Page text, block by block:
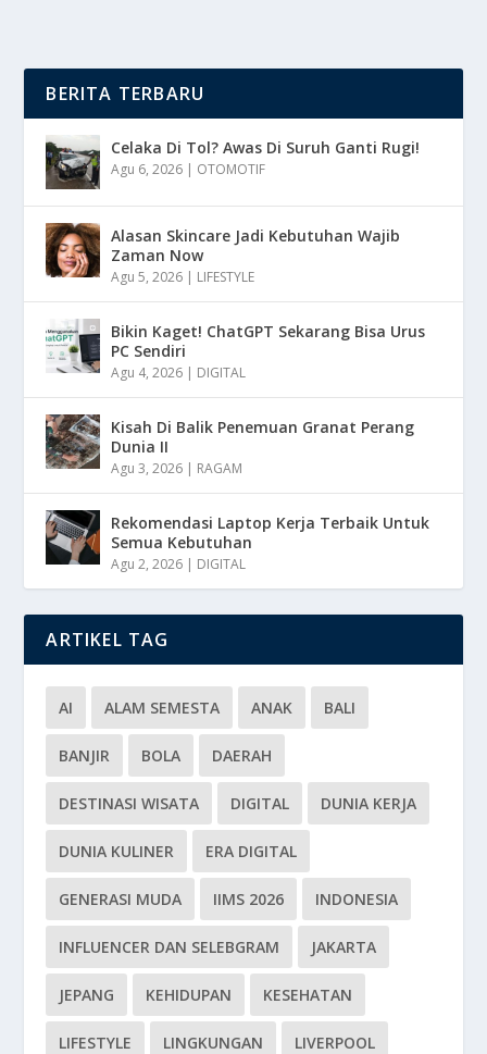
BERITA TERBARU
Celaka Di Tol? Awas Di Suruh Ganti Rugi!
Agu 6, 2026 | OTOMOTIF
Alasan Skincare Jadi Kebutuhan Wajib
Zaman Now
Agu 5, 2026 | LIFESTYLE
Bikin Kaget! ChatGPT Sekarang Bisa Urus
PC Sendiri
Agu 4, 2026 | DIGITAL
Kisah Di Balik Penemuan Granat Perang
Dunia II
Agu 3, 2026 | RAGAM
Rekomendasi Laptop Kerja Terbaik Untuk
Semua Kebutuhan
Agu 2, 2026 | DIGITAL
ARTIKEL TAG
AI ALAM SEMESTA ANAK BALI
BANJIR BOLA DAERAH
DESTINASI WISATA DIGITAL DUNIA KERJA
DUNIA KULINER ERA DIGITAL
GENERASI MUDA IIMS 2026 INDONESIA
INFLUENCER DAN SELEBGRAM JAKARTA
JEPANG KEHIDUPAN KESEHATAN
LIFESTYLE LINGKUNGAN LIVERPOOL